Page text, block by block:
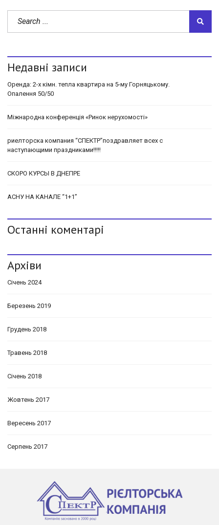
Недавні записи
Оренда: 2-х кімн. тепла квартира на 5-му Горняцькому.
Опалення 50/50
Міжнародна конференція «Ринок нерухомості»
риелторска компания “СПЕКТР”поздравляет всех с
наступающими праздниками!!!!!
СКОРО КУРСЫ В ДНЕПРЕ
АСНУ НА КАНАЛЕ “1+1”
Останні коментарі
Архіви
Січень 2024
Березень 2019
Грудень 2018
Травень 2018
Січень 2018
Жовтень 2017
Вересень 2017
Серпень 2017